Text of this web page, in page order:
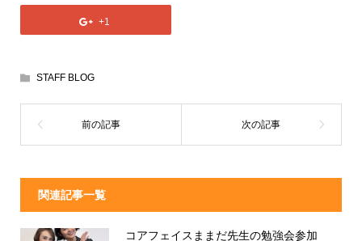
+1
STAFF BLOG
関連記事一覧
コアフェイスままだ先生の勉強会参加